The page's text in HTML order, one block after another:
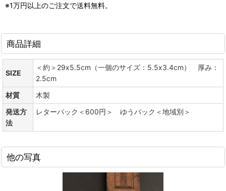
※1万円以上のご注文で送料無料。
商品詳細
SIZE
＜約＞29x5.5cm（一個のサイズ：5.5x3.4cm） 厚み：
2.5cm
材質
木製
発送方
法
レターパック＜600円＞ ゆうパック＜地域別＞
他の写真